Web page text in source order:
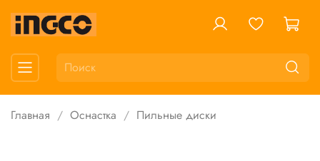
Главная Оснастка Пильные диски